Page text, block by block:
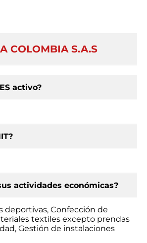
COLOMBIA S.A.S
activo?
actividades económicas?
deportivas, Confección de
textiles excepto prendas
Gestión de instalaciones